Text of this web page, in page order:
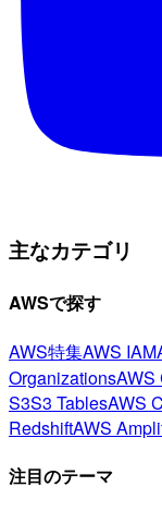
主なカテゴリ
AWSで探す
AWS特集AWS IAM
OrganizationsAWS
S3S3 TablesAWS
RedshiftAWS
注目のテーマ